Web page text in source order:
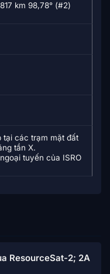
km 98,78° (#2)
tại các trạm mặt đất
tần X.
tuyến của ISRO
ResourceSat-2; 2A